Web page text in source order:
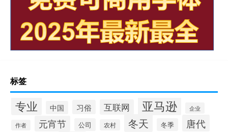
标签
专业 中国 习俗 互联网 亚马逊 企业
作者 元宵节 公司 农村 冬天 冬季 唐代